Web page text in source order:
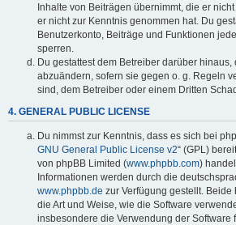
Inhalte von Beiträgen übernimmt, die er
er nicht zur Kenntnis genommen hat. Du
Benutzerkonto, Beiträge und Funktionen
sperren.
Du gestattest dem Betreiber darüber hinaus,
abzuändern, sofern sie gegen o. g. Regeln
sind, dem Betreiber oder einem Dritten
4. GENERAL PUBLIC LICENSE
Du nimmst zur Kenntnis, dass es sich bei
GNU General Public License v2“ (GPL)
von phpBB Limited (www.phpbb.com)
Informationen werden durch die
www.phpbb.de zur Verfügung gestellt.
die Art und Weise, wie die Software
insbesondere die Verwendung der Software